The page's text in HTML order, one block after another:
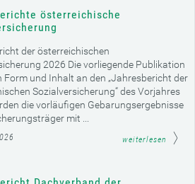
österreichische
der österreichischen
2026 Die vorliegende Publikation
Form und Inhalt an den „Jahresbericht der
Sozialversicherung“ des Vorjahres
die vorläufigen Gebarungsergebnisse
mit ...
weiterlesen